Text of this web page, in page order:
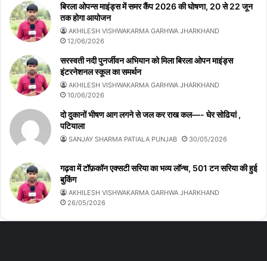
बिरला ओपन्स माइंड्स में समर कैंप 2026 की घोषणा, 20 से 22 जून
तक होगा आयोजन
AKHILESH VISHWAKARMA GARHWA JHARKHAND
12/06/2026
सरस्वती नदी पुनर्जीवन अभियान को मिला बिरला ओपन माइंड्स
इंटरनेशनल स्कूल का समर्थन
AKHILESH VISHWAKARMA GARHWA JHARKHAND
10/06/2026
दो दुकानों भीषण आग लगने से जल कर राख कल—- घेर सोढियां ,
पटियाला
SANJAY SHARMA PATIALA PUNJAB 30/05/2026
गढ़वा में टॉफ़कॉन एक्सटी सरिया का भव्य लॉन्च, 501 टन सरिया की हुई
बुकिंग
AKHILESH VISHWAKARMA GARHWA JHARKHAND
26/05/2026